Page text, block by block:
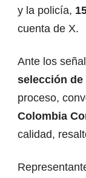
y la policía,
cuenta de X.
Ante los
selección
proceso,
Colombia
calidad,